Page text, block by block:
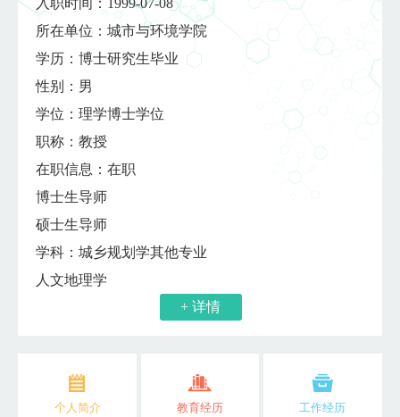
所在单位：城市与环境学院
学历：博士研究生毕业
性别：男
学位：理学博士学位
职称：教授
在职信息：在职
博士生导师
硕士生导师
学科：城乡规划学其他专业
人文地理学
+ 详情
个人简介 教育经历 工作经历